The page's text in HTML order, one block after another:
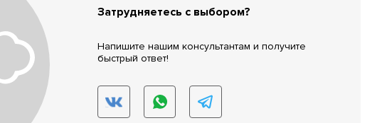
Затрудняетесь с выбором?
Напишите нашим консультантам и получите
быстрый ответ!